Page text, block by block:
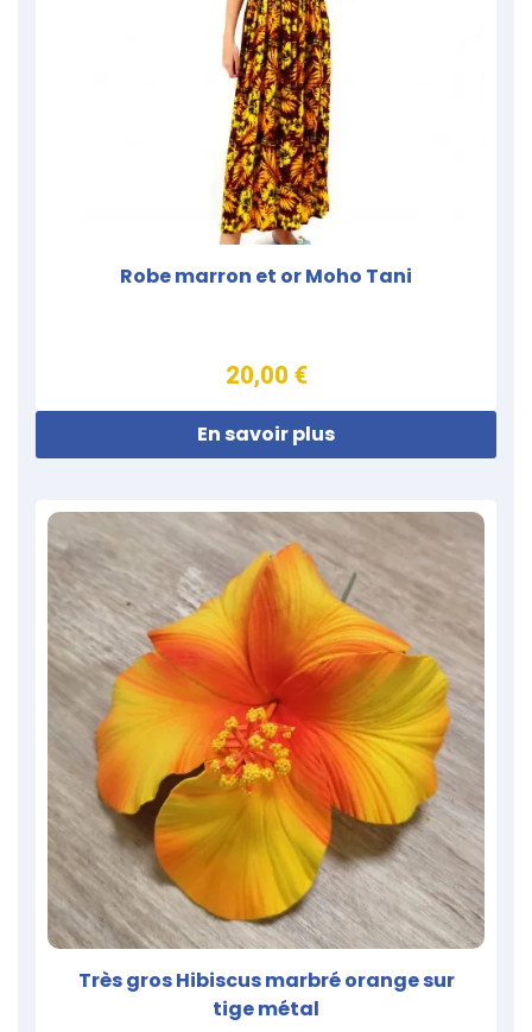
Robe marron et or Moho Tani
20,00 €
En savoir plus
Très gros Hibiscus marbré orange sur
tige métal